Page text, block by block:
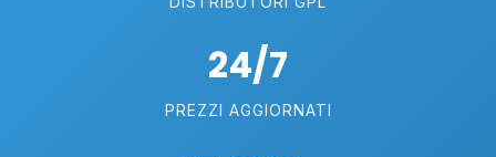
24/7
PREZZI AGGIORNATI